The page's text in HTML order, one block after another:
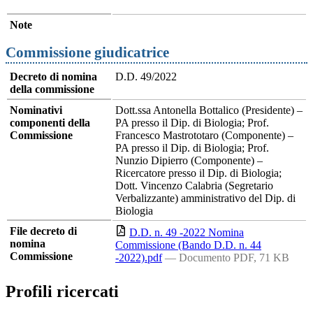
Note
Commissione giudicatrice
Decreto di nomina
della commissione
D.D. 49/2022
Nominativi
componenti della
Commissione
Dott.ssa Antonella Bottalico (Presidente) –
PA presso il Dip. di Biologia; Prof.
Francesco Mastrototaro (Componente) –
PA presso il Dip. di Biologia; Prof.
Nunzio Dipierro (Componente) –
Ricercatore presso il Dip. di Biologia;
Dott. Vincenzo Calabria (Segretario
Verbalizzante) amministrativo del Dip. di
Biologia
File decreto di
nomina
Commissione
D.D. n. 49 -2022 Nomina
Commissione (Bando D.D. n. 44
-2022).pdf — Documento PDF, 71 KB
Profili ricercati